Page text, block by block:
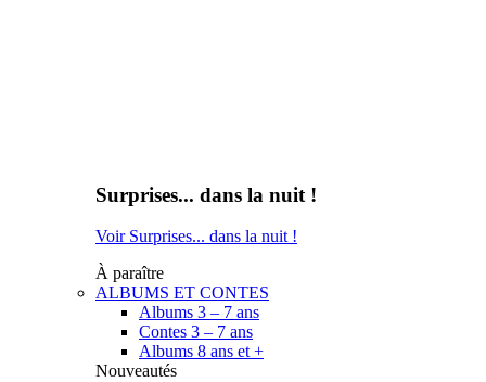
Surprises... dans la nuit !
Voir Surprises... dans la nuit !
À paraître
ALBUMS ET CONTES
Albums 3 – 7 ans
Contes 3 – 7 ans
Albums 8 ans et +
Nouveautés